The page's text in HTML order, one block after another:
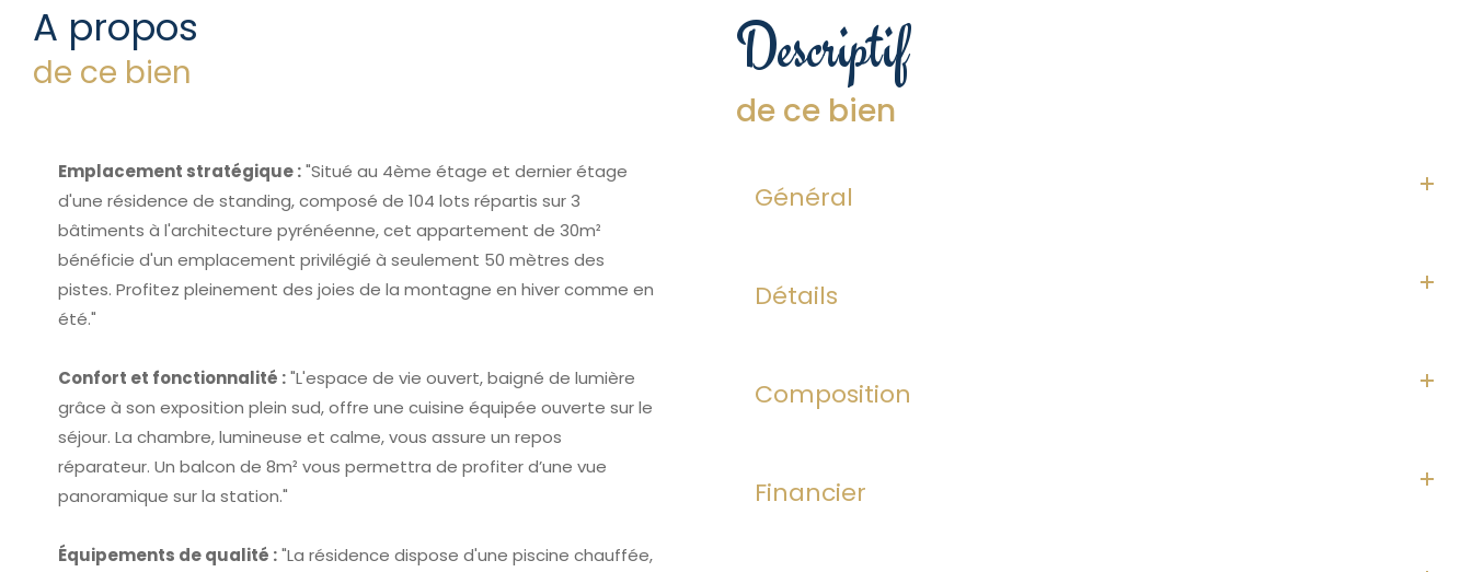
a propos
de ce bien
Emplacement stratégique :"Situé au 4ème étage et dernier étage
d'une résidence de standing, composé de 104 lots répartis sur 3
bâtiments à l'architecture pyrénéenne, cet appartement de 30m²
bénéficie d'un emplacement privilégié à seulement 50 mètres des
pistes. Profitez pleinement des joies de la montagne en hiver comme en
été."
Confort et fonctionnalité :"L'espace de vie ouvert, baigné de lumière
grâce à son exposition plein sud, offre une cuisine équipée ouverte sur le
séjour. La chambre, lumineuse et calme, vous assure un repos
réparateur. Un balcon de 8m² vous permettra de profiter d’une vue
panoramique sur la station."
Équipements de qualité :"La résidence dispose d'une piscine chauffée,
descriptif
de ce bien
Général
Détails
Composition
Financier